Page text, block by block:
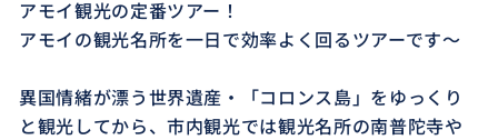
アモイ観光の定番ツアー！
アモイの観光名所を一日で効率よく回るツアーです～
異国情緒が漂う世界遺産・「コロンス島」をゆっくり
と観光してから、市内観光では観光名所の南普陀寺や